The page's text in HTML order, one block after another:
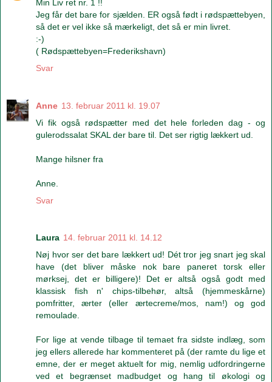
Min Liv ret nr. 1 !!
Jeg får det bare for sjælden. ER også født i rødspættebyen,
så det er vel ikke så mærkeligt, det så er min livret.
:-)
( Rødspættebyen=Frederikshavn)
Svar
Anne 13. februar 2011 kl. 19.07
Vi fik også rødspætter med det hele forleden dag - og
gulerodssalat SKAL der bare til. Det ser rigtig lækkert ud.
Mange hilsner fra
Anne.
Svar
Laura 14. februar 2011 kl. 14.12
Nøj hvor ser det bare lækkert ud! Dét tror jeg snart jeg skal
have (det bliver måske nok bare paneret torsk eller
mørksej, det er billigere)! Det er altså også godt med
klassisk fish n' chips-tilbehør, altså (hjemmeskårne)
pomfritter, ærter (eller ærtecreme/mos, nam!) og god
remoulade.
For lige at vende tilbage til temaet fra sidste indlæg, som
jeg ellers allerede har kommenteret på (der ramte du lige et
emne, der er meget aktuelt for mig, nemlig udfordringerne
ved et begrænset madbudget og hang til økologi og